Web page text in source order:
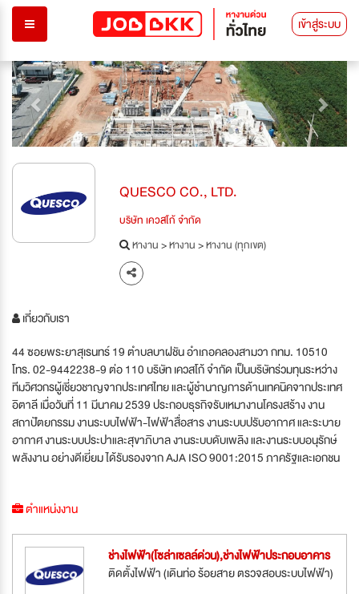
เข้าสู่ระบบ
Previous Next
QUESCO CO., LTD.
บริษัท เควสโก้ จำกัด
หางาน>หางาน>หางาน (ทุกเขต)
เกี่ยวกับเรา
44 ซอยพระยาสุเรนทร์ 19 ตำบลบาฝชัน อำเภอคลองสามวา กทม. 10510
โทร. 02-9442238-9 ต่อ 110 บริษัท เควสโก้ จำกัด เป็นบริษัทร่วมทุนระหว่าง
ทีมวิศวกรผู้เชี่ยวชาญจากประเทศไทย และผู้ชำนาญการด้านเทคนิคจากประเทศ
อิตาลี เมื่อวันที่ 11 มีนาคม 2539 ประกอบธุรกิจรับเหมางานโครงสร้าง งาน
สถาปัตยกรรม งานระบบไฟฟ้า-ไฟฟ้าสื่อสาร งานระบบปรับอากาศ และระบาย
อากาศ งานระบบประปาและสุขาภิบาล งานระบบดับเพลิง และงานระบบอนุรักษ์
พลังงาน อย่างดีเยี่ยม ได้รับรองจาก AJA ISO 9001:2015 ภาครัฐและเอกชน
ตำแหน่งงาน
ช่างไฟฟ้า(โซล่าเซลล์ด่วน),ช่างไฟฟ้าประกอบอาคาร
ติดตั้งไฟฟ้า (เดินท่อ ร้อยสาย ตรวจสอบระบบไฟฟ้า)